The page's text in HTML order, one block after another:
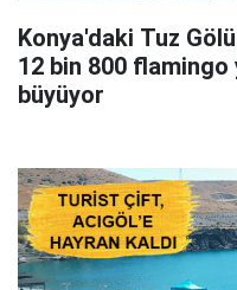
Konya'daki Tuz
12 bin 800
büyüyor